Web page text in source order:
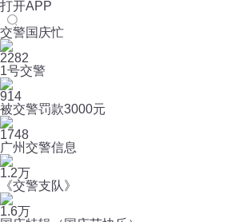
打开APP
交警国庆忙
2282
1号交警
914
被交警罚款3000元
1748
广州交警信息
1.2万
《交警支队》
1.6万